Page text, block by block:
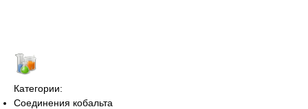
Категории:
Соединения кобальта